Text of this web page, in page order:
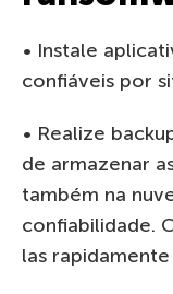
• Instale
confiáveis por
• Realize
de armazenar
também na
confiabilidade.
las